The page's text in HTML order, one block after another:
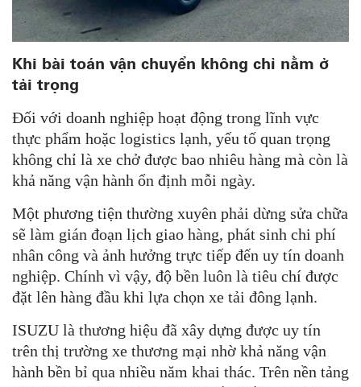
Khi bài toán vận chuyển không chỉ nằm ở
tải trọng
Đối với doanh nghiệp hoạt động trong lĩnh vực
thực phẩm hoặc logistics lạnh, yếu tố quan trọng
không chỉ là xe chở được bao nhiêu hàng mà còn là
khả năng vận hành ổn định mỗi ngày.
Một phương tiện thường xuyên phải dừng sửa chữa
sẽ làm gián đoạn lịch giao hàng, phát sinh chi phí
nhân công và ảnh hưởng trực tiếp đến uy tín doanh
nghiệp. Chính vì vậy, độ bền luôn là tiêu chí được
đặt lên hàng đầu khi lựa chọn xe tải đông lạnh.
ISUZU là thương hiệu đã xây dựng được uy tín
trên thị trường xe thương mại nhờ khả năng vận
hành bền bỉ qua nhiều năm khai thác. Trên nền tảng